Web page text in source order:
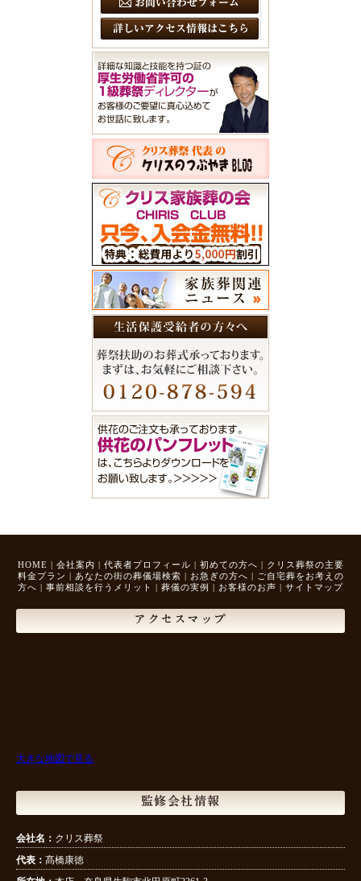
HOME | 会社案内 | 代表者プロフィール | 初めての方へ | クリス葬祭の主要
料金プラン | あなたの街の葬儀場検索 | お急ぎの方へ | ご自宅葬をお考えの
方へ | 事前相談を行うメリット | 葬儀の実例 | お客様のお声 | サイトマップ
アクセスマップ
大きな地図で見る
監修会社情報
会社名： クリス葬祭
代表： 髙橋康徳